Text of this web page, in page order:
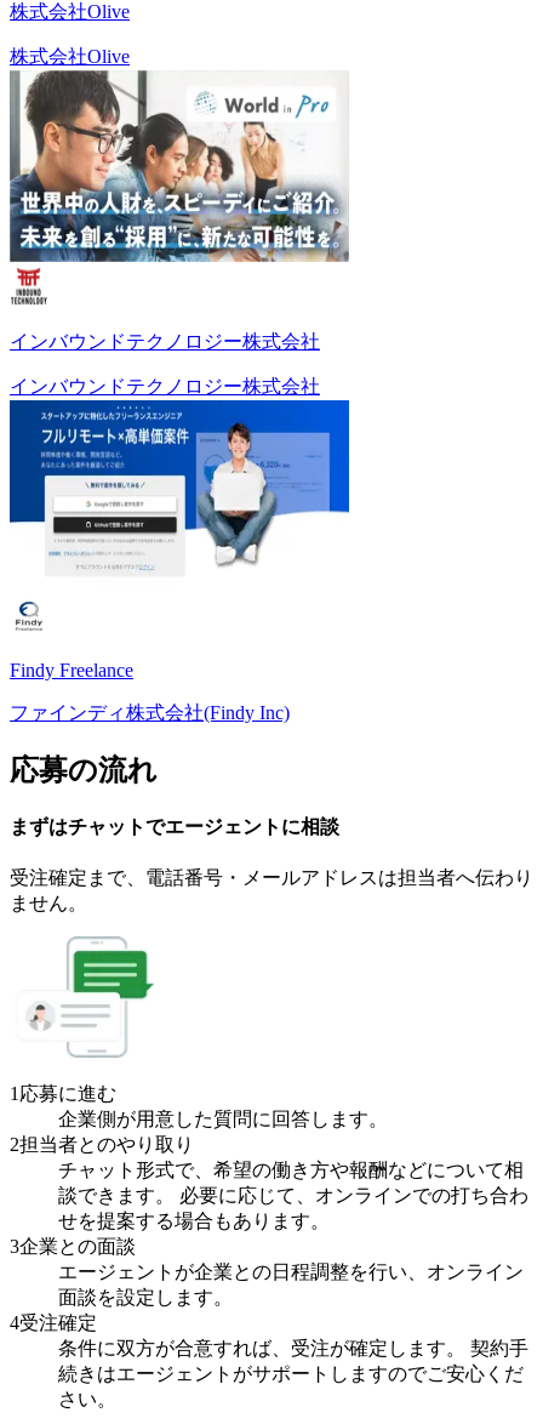
株式会社Olive
株式会社Olive
インバウンドテクノロジー株式会社
インバウンドテクノロジー株式会社
Findy Freelance
ファインディ株式会社(Findy Inc)
応募の流れ
まずはチャットでエージェント に相談
受注確定まで、 電話番号・メールアドレスは担当者へ伝わり
ません。
1 応募に進む
企業側が用意した質問に回答します。
2担当者とのやり取り
チャット形式で、希望の働き方や報酬などについて相
談できます。 必要に応じて、オンラインでの打ち合わ
せを提案する場合もあります。
3企業との面談
エージェントが企業との日程調整を行い、オンライン
面談を設定します。
4受注確定
条件に双方が合意すれば、受注が確定します。 契約手
続きはエージェントがサポートしますのでご安心くだ
さい。